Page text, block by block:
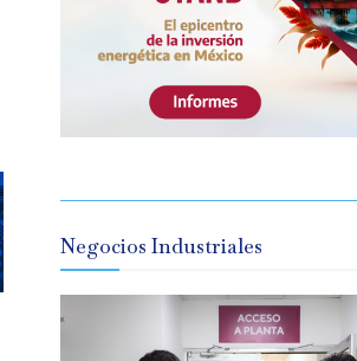
Negocios Industriales